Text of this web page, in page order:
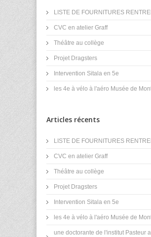
LISTE DE FOURNITURES
CVC en atelier Graff
Théâtre au collège
Projet Dragsters
Intervention Sitala en 5e
les 4e à vélo à l'aéro Musée de
Articles récents
LISTE DE FOURNITURES
CVC en atelier Graff
Théâtre au collège
Projet Dragsters
Intervention Sitala en 5e
les 4e à vélo à l'aéro Musée de
une doctorante de l'institut Pasteur